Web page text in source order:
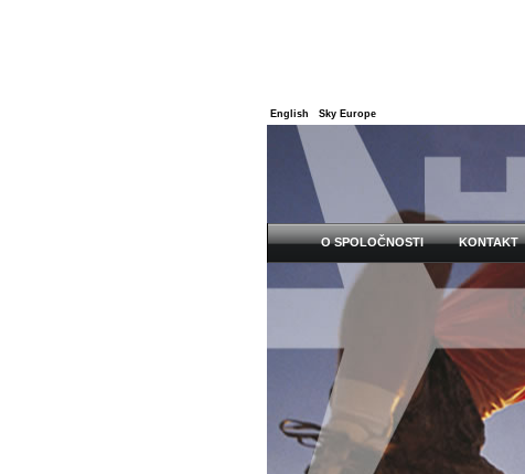
O SPOLOČNOSTI KONTAKT
English Sky Europe